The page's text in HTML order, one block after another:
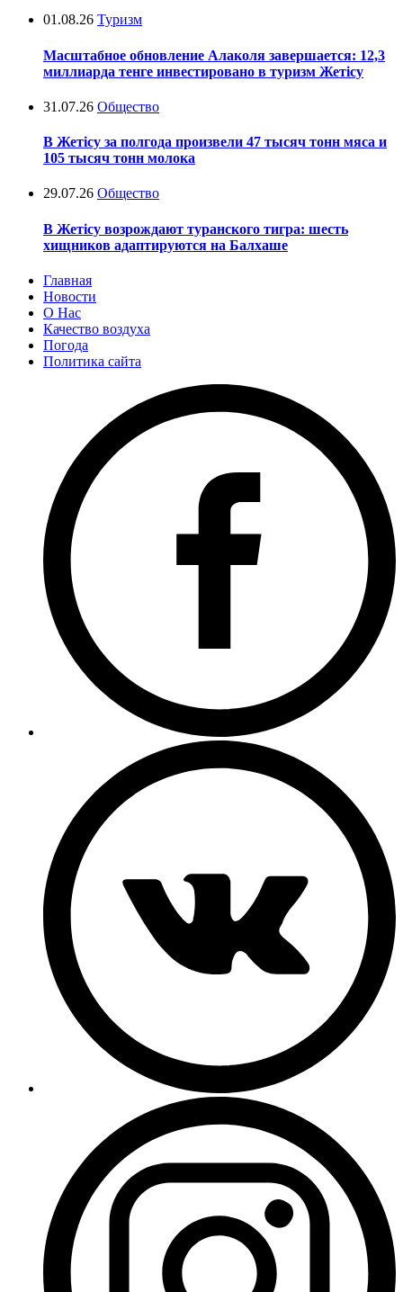
01.08.26 Туризм
Масштабное обновление Алаколя завершается: 12,3
миллиарда тенге инвестировано в туризм Жетісу
31.07.26 Общество
В Жетісу за полгода произвели 47 тысяч тонн мяса и
105 тысяч тонн молока
29.07.26 Общество
В Жетісу возрождают туранского тигра: шесть
хищников адаптируются на Балхаше
Главная
Новости
О Нас
Качество воздуха
Погода
Политика сайта